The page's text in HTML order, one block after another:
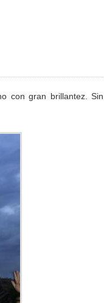
con gran brillantez. Sin